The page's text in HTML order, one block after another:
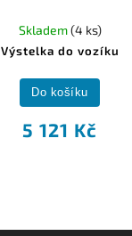
Výstelka do vozíku
Skladem(4 ks)
5 121 Kč
Do košíku